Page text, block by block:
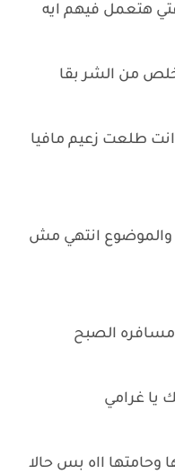
هتعمل فيهم ايه
من الشر بقا
طلعت زعيم مافيا
والموضوع انتهي مش
مسافره الصبح
يا غرامي
ااه بس حالا